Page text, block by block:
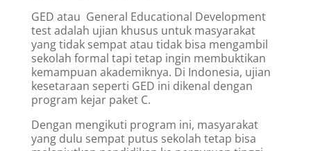
GED atau General Educational Development
test adalah ujian khusus untuk masyarakat
yang tidak sempat atau tidak bisa mengambil
sekolah formal tapi tetap ingin membuktikan
kemampuan akademiknya. Di Indonesia, ujian
kesetaraan seperti GED ini dikenal dengan
program kejar paket C.
Dengan mengikuti program ini, masyarakat
yang dulu sempat putus sekolah tetap bisa